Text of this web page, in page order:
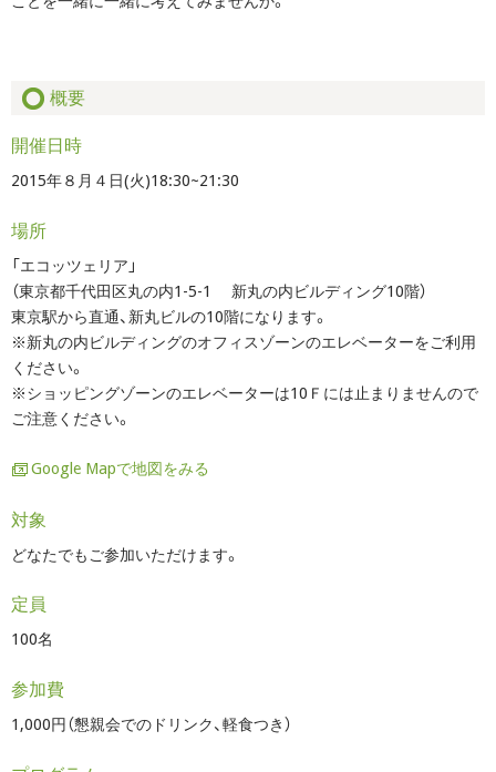
概要
開催日時
2015年８月４日(火)18:30~21:30
場所
「エコッツェリア」
（東京都千代田区丸の内1-5-1 新丸の内ビルディング10階）
東京駅から直通、新丸ビルの10階になります。
※新丸の内ビルディングのオフィスゾーンのエレベーターをご利用
ください。
※ショッピングゾーンのエレベーターは10Ｆには止まりませんので
ご注意ください。
Google Mapで地図をみる
対象
どなたでもご参加いただけます。
定員
100名
参加費
1,000円（懇親会でのドリンク、軽食つき）